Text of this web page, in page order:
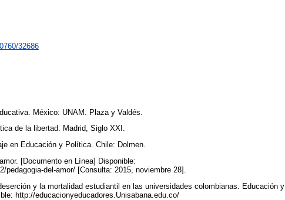
32686
México: UNAM. Plaza y Valdés.
de la libertad. Madrid, Siglo XXI.
en Educación y Política. Chile: Dolmen.
[Documento en Línea] Disponible:
pedagogia-del-amor/ [Consulta: 2015, noviembre 28].
y la mortalidad estudiantil en las universidades colombianas. Educación y
http://educacionyeducadores.Unisabana.edu.co/